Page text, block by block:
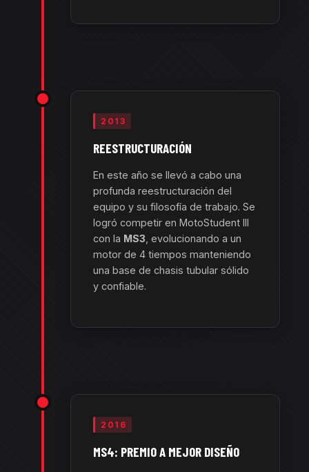
2013
REESTRUCTURACIÓN
En este año se llevó a cabo una
profunda reestructuración del
equipo y su filosofía de trabajo. Se
logró competir en MotoStudent III
con la MS3 , evolucionando a un
motor de 4 tiempos manteniendo
una base de chasis tubular sólido
y confiable.
2016
MS4: PREMIO A MEJOR DISEÑO